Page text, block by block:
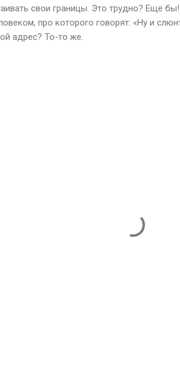
свои границы. Это трудно? Еще
про которого говорят: «Ну и
адрес? То-то же.